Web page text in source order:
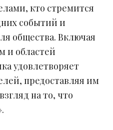
кто стремится
событий и
общества. Включая
и областей
удовлетворяет
предоставляя им
на то, что